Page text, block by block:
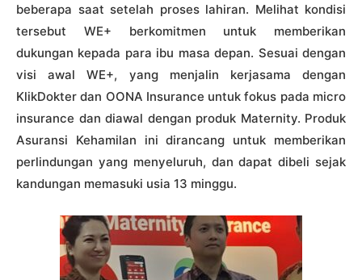
beberapa saat setelah proses lahiran. Melihat kondisi
tersebut WE+ berkomitmen untuk memberikan
dukungan kepada para ibu masa depan. Sesuai dengan
visi awal WE+, yang menjalin kerjasama dengan
KlikDokter dan OONA Insurance untuk fokus pada micro
insurance dan diawal dengan produk Maternity. Produk
Asuransi Kehamilan ini dirancang untuk memberikan
perlindungan yang menyeluruh, dan dapat dibeli sejak
kandungan memasuki usia 13 minggu.